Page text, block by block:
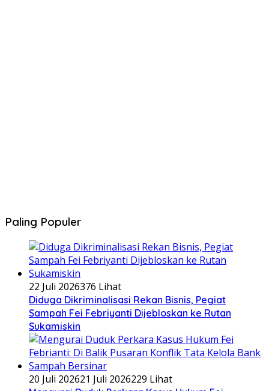
Paling Populer
22 Juli 2026376 Lihat
Diduga Dikriminalisasi Rekan Bisnis, Pegiat
Sampah Fei Febriyanti Dijebloskan ke Rutan
Sukamiskin
20 Juli 202621 Juli 2026229 Lihat